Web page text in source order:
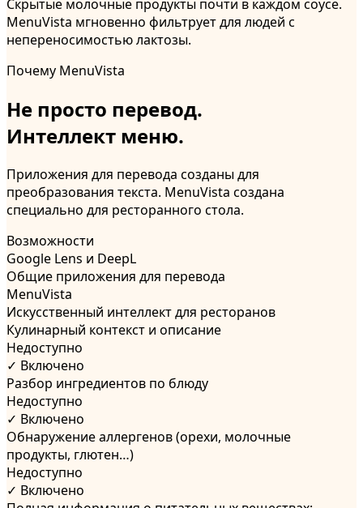
Скрытые молочные продукты почти в каждом соусе.
MenuVista мгновенно фильтрует для людей с
непереносимостью лактозы.
Почему MenuVista
Не просто перевод.
Интеллект меню.
Приложения для перевода созданы для
преобразования текста. MenuVista создана
специально для ресторанного стола.
Возможности
Google Lens и DeepL
Общие приложения для перевода
MenuVista
Искусственный интеллект для ресторанов
Кулинарный контекст и описание
Недоступно
✓ Включено
Разбор ингредиентов по блюду
Недоступно
✓ Включено
Обнаружение аллергенов (орехи, молочные
продукты, глютен…)
Недоступно
✓ Включено